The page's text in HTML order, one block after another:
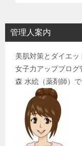
管理人案内
美肌対策とダイエッ
女子力アップブログ
森 水絵（薬剤師）で